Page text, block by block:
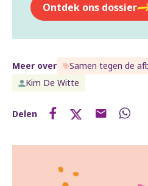
Ontdek ons dossier
Meer over
Samen tegen de
Kim De Witte
Delen